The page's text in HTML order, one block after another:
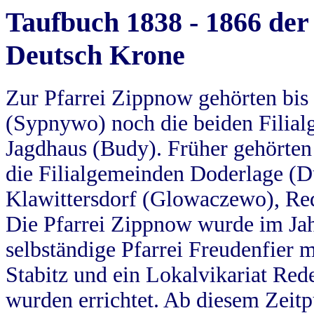
Taufbuch 1838 - 1866
Deutsch Krone
Zur Pfarrei Zippnow gehörten
(Sypnywo) noch die beiden
Jagdhaus (Budy). Früher
die Filialgemeinden Doderlage
Klawittersdorf (Glowaczewo),
Die Pfarrei Zippnow wurde im
selbständige Pfarrei Freudenfier
Stabitz und ein Lokalvikariat
wurden errichtet. Ab diesem